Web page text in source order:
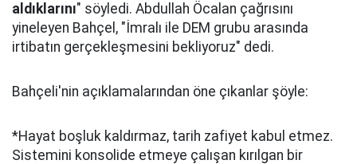
aldıklarını" söyledi. Abdullah Öcalan çağrısını
yineleyen Bahçel, "İmralı ile DEM grubu arasında
irtibatın gerçekleşmesini bekliyoruz" dedi.
Bahçeli'nin açıklamalarından öne çıkanlar şöyle:
*Hayat boşluk kaldırmaz, tarih zafiyet kabul etmez.
Sistemini konsolide etmeye çalışan kırılgan bir